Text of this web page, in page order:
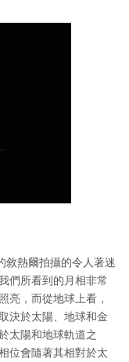
敘熱爾拍攝的令人著迷
們所看到的月相非常
亮，而從地球上看，
決於太陽、地球和金
太陽和地球軌道之
位會隨著其相對於太